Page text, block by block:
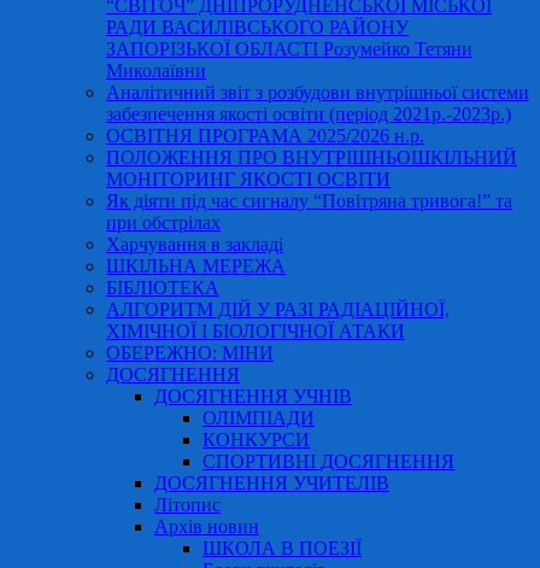
“СВІТОЧ” ДНІПРОРУДНЕНСЬКОЇ МІСЬКОЇ
РАДИ ВАСИЛІВСЬКОГО РАЙОНУ
ЗАПОРІЗЬКОЇ ОБЛАСТІ Розумейко Тетяни
Миколаївни
Аналітичний звіт з розбудови внутрішньої системи
забезпечення якості освіти (період 2021р.-2023р.)
ОСВІТНЯ ПРОГРАМА 2025/2026 н.р.
ПОЛОЖЕННЯ ПРО ВНУТРІШНЬОШКІЛЬНИЙ
МОНІТОРИНГ ЯКОСТІ ОСВІТИ
Як діяти під час сигналу “Повітряна тривога!” та
при обстрілах
Харчування в закладі
ШКІЛЬНА МЕРЕЖА
БІБЛІОТЕКА
АЛГОРИТМ ДІЙ У РАЗІ РАДІАЦІЙНОЇ,
ХІМІЧНОЇ І БІОЛОГІЧНОЇ АТАКИ
ОБЕРЕЖНО: МІНИ
ДОСЯГНЕННЯ
ДОСЯГНЕННЯ УЧНІВ
ОЛІМПІАДИ
КОНКУРСИ
СПОРТИВНІ ДОСЯГНЕННЯ
ДОСЯГНЕННЯ УЧИТЕЛІВ
Літопис
Архів новин
ШКОЛА В ПОЕЗІЇ